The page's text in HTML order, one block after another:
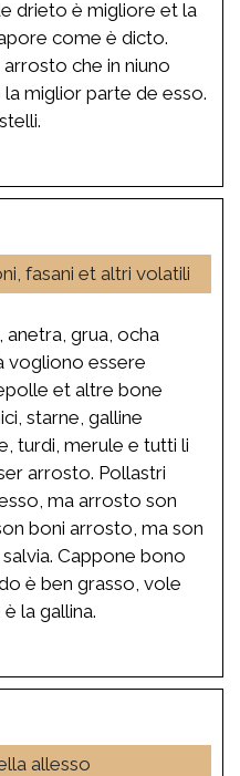
drieto è migliore et la
come è dicto.
che in niuno
miglior parte de esso.
fasani et altri volatili
grua, ocha
vogliono essere
et altre bone
starne, galline
turdi, merule e tutti li
arrosto. Pollastri
ma arrosto son
boni arrosto, ma son
Cappone bono
è ben grasso, vole
la gallina.
allesso